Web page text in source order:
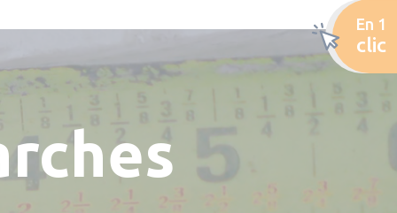
En 1
clic